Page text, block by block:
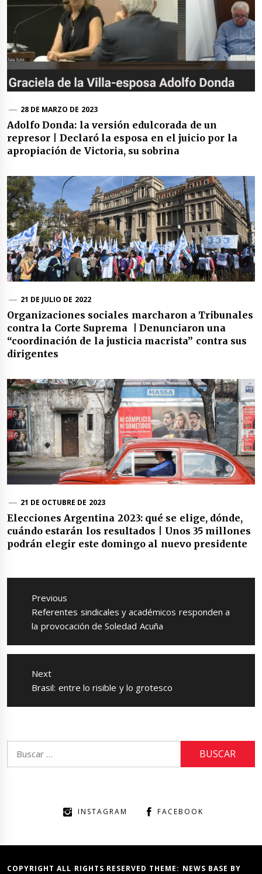
28 DE MARZO DE 2023
Adolfo Donda: la versión edulcorada de un
represor | Declaró la esposa en el juicio por la
apropiación de Victoria, su sobrina
21 DE JULIO DE 2022
Organizaciones sociales marcharon a Tribunales
contra la Corte Suprema | Denunciaron una
“coordinación de la justicia macrista” contra sus
dirigentes
21 DE OCTUBRE DE 2023
Elecciones Argentina 2023: qué se elige, dónde,
cuándo estarán los resultados | Unos 35 millones
podrán elegir este domingo al nuevo presidente
Navegación
entradas
Previous
Previous
post:
Referentes sindicales y académicos responden a
la provocación de Soledad Acuña
Next
Next
Brasil: entre lo risible y lo grotesco
INSTAGRAM FACEBOOK
COPYRIGHT ALL RIGHTS RESERVED THEME: NEWS BASE BY